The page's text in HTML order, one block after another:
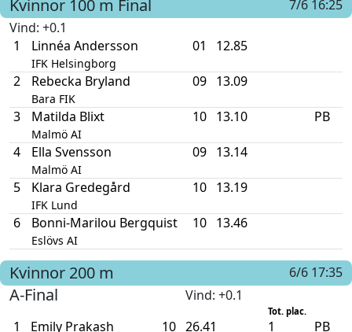
Kvinnor 100 m Final
7/6 16:25
Vind: +0.1
1
Linnéa Andersson
IFK Helsingborg
01 12.85
2 Rebecka Bryland
Bara FIK
09 13.09
3 Matilda Blixt
Malmö AI
10 13.10 PB
4 Ella Svensson
Malmö AI
09 13.14
5 Klara Gredegård
IFK Lund
10 13.19
6 Bonni-Marilou Bergquist
Eslövs AI
10 13.46
Kvinnor 200 m 6/6 17:35
A-Final Vind: +0.1
Tot. plac.
1 Emily Prakash 10 26.41 1 PB